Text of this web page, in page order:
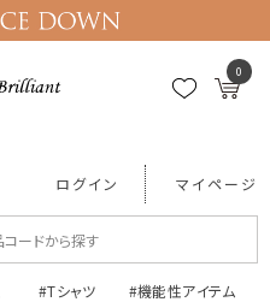
0
ログイン マイページ
#Tシャツ #機能性アイテム